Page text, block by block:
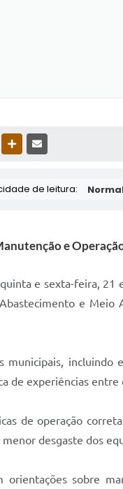
OUTRAS MÍDIAS
de leitura:
e
e sexta-feira, 21
e Meio
municipais,
de experiências entre
de operação
desgaste dos
orientações sobre